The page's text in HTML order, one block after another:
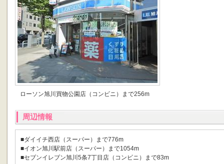
ローソン旭川買物公園店（コンビニ）まで256m
周辺情報
■ダイイチ西店（スーパー）まで776m
■イオン旭川駅前店（スーパー）まで1054m
■セブンイレブン旭川5条7丁目店（コンビニ）まで83m